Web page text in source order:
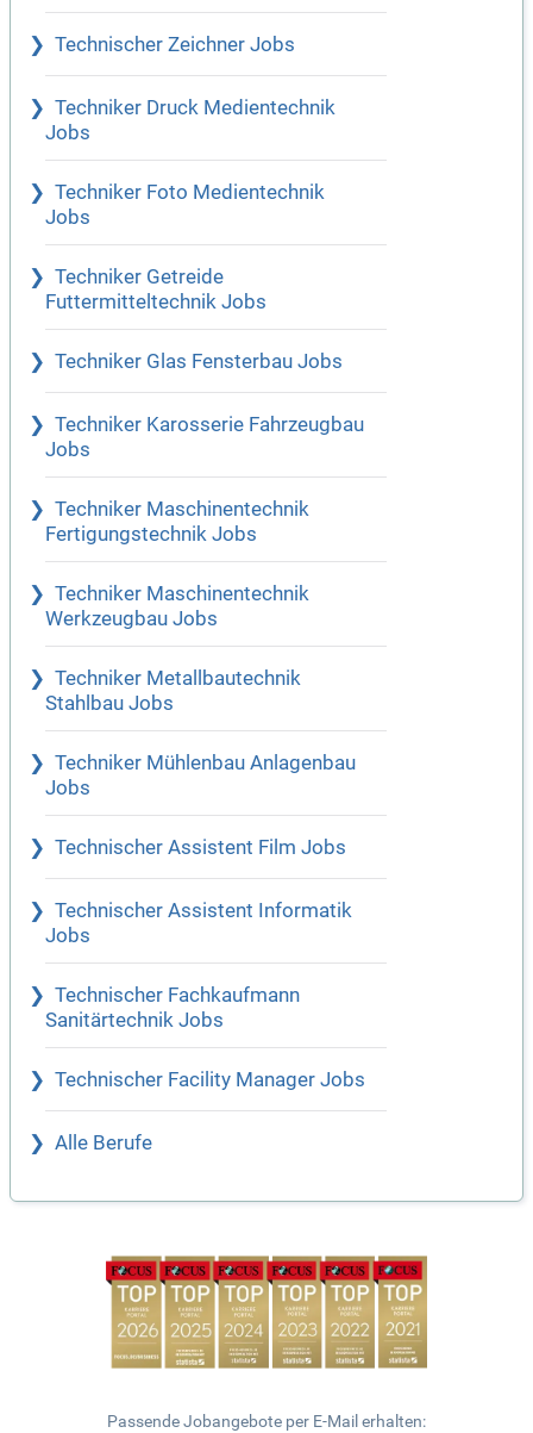
Technischer Zeichner Jobs
Techniker Druck Medientechnik
Jobs
Techniker Foto Medientechnik
Jobs
Techniker Getreide
Futtermitteltechnik Jobs
Techniker Glas Fensterbau Jobs
Techniker Karosserie Fahrzeugbau
Jobs
Techniker Maschinentechnik
Fertigungstechnik Jobs
Techniker Maschinentechnik
Werkzeugbau Jobs
Techniker Metallbautechnik
Stahlbau Jobs
Techniker Mühlenbau Anlagenbau
Jobs
Technischer Assistent Film Jobs
Technischer Assistent Informatik
Jobs
Technischer Fachkaufmann
Sanitärtechnik Jobs
Technischer Facility Manager Jobs
Alle Berufe
Passende Jobangebote per E-Mail erhalten: